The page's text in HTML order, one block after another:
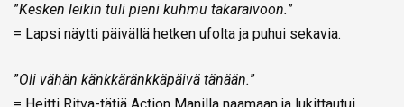
”Kesken leikin tuli pieni kuhmu takaraivoon.”
= Lapsi näytti päivällä hetken ufolta ja puhui sekavia.
”Oli vähän känkkäränkkäpäivä tänään.”